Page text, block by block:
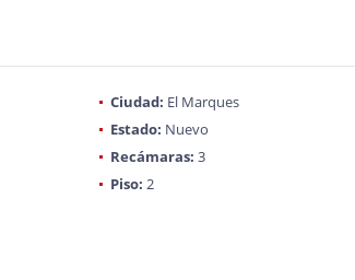
Ciudad: El Marques
Estado: Nuevo
Recámaras: 3
Piso: 2